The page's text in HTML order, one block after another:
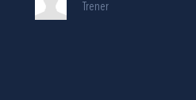
Trener